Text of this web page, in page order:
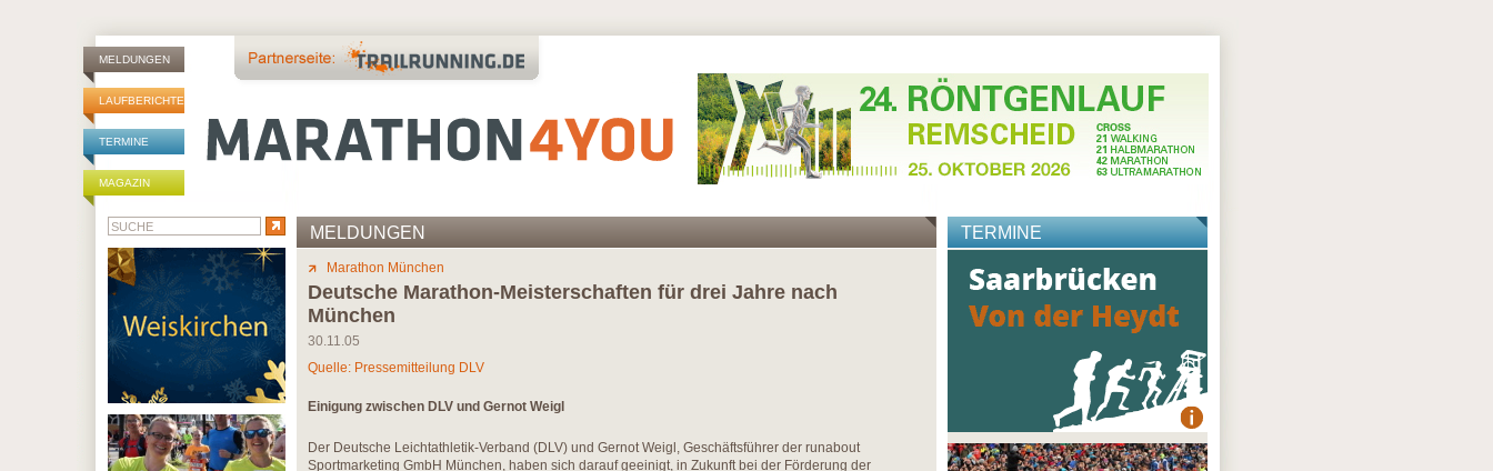
MELDUNGEN
LAUFBERICHTE
TERMINE
MAGAZIN
MELDUNGEN
Marathon München
Deutsche Marathon-Meisterschaften für drei Jahre nach
München
30.11.05
Quelle: Pressemitteilung DLV
Einigung zwischen DLV und Gernot Weigl
Der Deutsche Leichtathletik-Verband (DLV) und Gernot Weigl, Geschäftsführer der runabout
Sportmarketing GmbH München, haben sich darauf geeinigt, in Zukunft bei der Förderung der
TERMINE